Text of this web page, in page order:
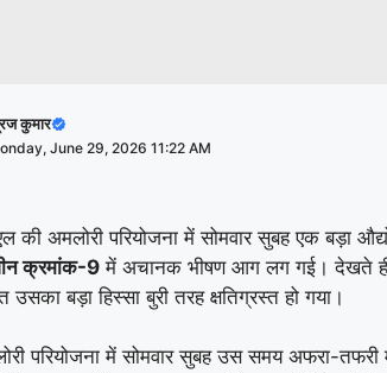
कुमार
June 29, 2026 11:22 AM
की अमलोरी परियोजना में सोमवार सुबह एक बड़ा
क्रमांक-9 में अचानक भीषण आग लग गई। देखते
बड़ा हिस्सा बुरी तरह क्षतिग्रस्त हो गया।
परियोजना में सोमवार सुबह उस समय अफरा-